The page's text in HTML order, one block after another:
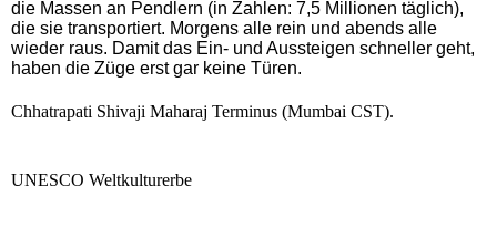
die Massen an Pendlern (in Zahlen: 7,5 Millionen täglich),
die sie transportiert. Morgens alle rein und abends alle
wieder raus. Damit das Ein- und Aussteigen schneller geht,
haben die Züge erst gar keine Türen.
Chhatrapati Shivaji Maharaj Terminus (Mumbai CST).
UNESCO Weltkulturerbe